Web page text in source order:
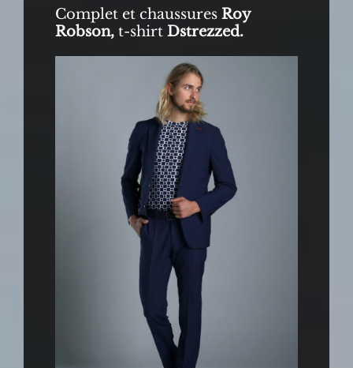
Complet et chaussures Roy
Robson, t-shirtDstrezzed.